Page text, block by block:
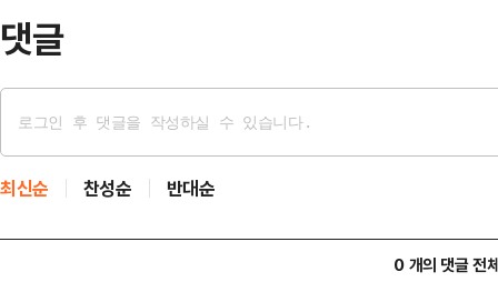
댓글
최신순 찬성순 반대순
0 개의 댓글 전